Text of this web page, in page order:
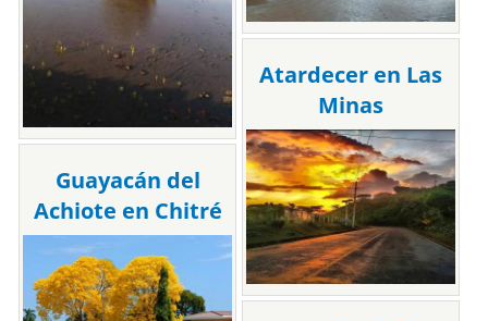
Atardecer en Las
Minas
Guayacán del
Achiote en Chitré